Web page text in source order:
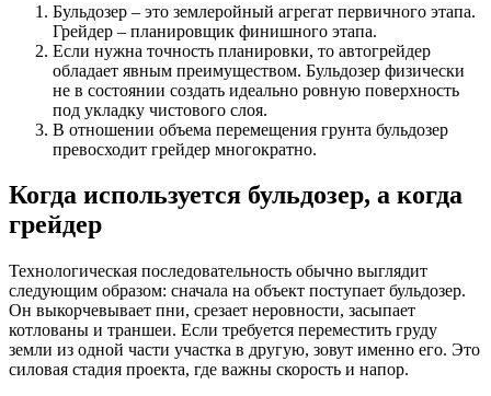
Бульдозер – это землеройный агрегат первичного этапа.
Грейдер – планировщик финишного этапа.
Если нужна точность планировки, то автогрейдер
обладает явным преимуществом. Бульдозер физически
не в состоянии создать идеально ровную поверхность
под укладку чистового слоя.
В отношении объема перемещения грунта бульдозер
превосходит грейдер многократно.
Когда используется бульдозер, а когда
грейдер
Технологическая последовательность обычно выглядит
следующим образом: сначала на объект поступает бульдозер.
Он выкорчевывает пни, срезает неровности, засыпает
котлованы и траншеи. Если требуется переместить груду
земли из одной части участка в другую, зовут именно его. Это
силовая стадия проекта, где важны скорость и напор.